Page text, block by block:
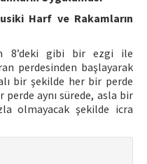
Harf ve Rakamların
8’deki gibi bir ezgi ile
perdesinden başlayarak
bir şekilde her bir perde
aynı sürede, asla bir
olmayacak şekilde icra